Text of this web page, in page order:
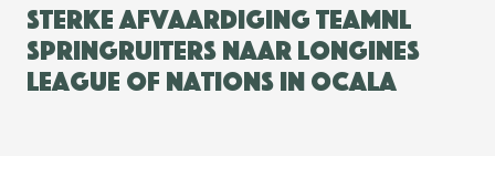
Sterke afvaardiging TeamNL
springruiters naar Longines
League of Nations in Ocala